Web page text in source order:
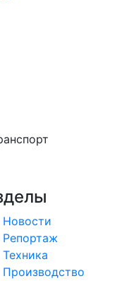
Новости
Репортаж
Техника
Производство